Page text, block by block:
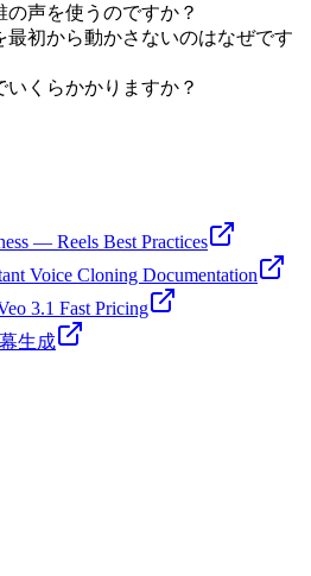
声を使うのですか？
最初から動かさないのはなぜです
いくらかかりますか？
— Reels Best Practices
Voice Cloning Documentation
3.1 Fast Pricing
生成